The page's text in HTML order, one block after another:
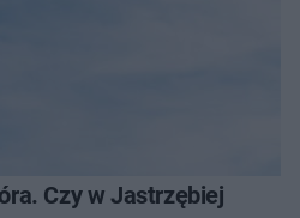
Czy w Jastrzębiej